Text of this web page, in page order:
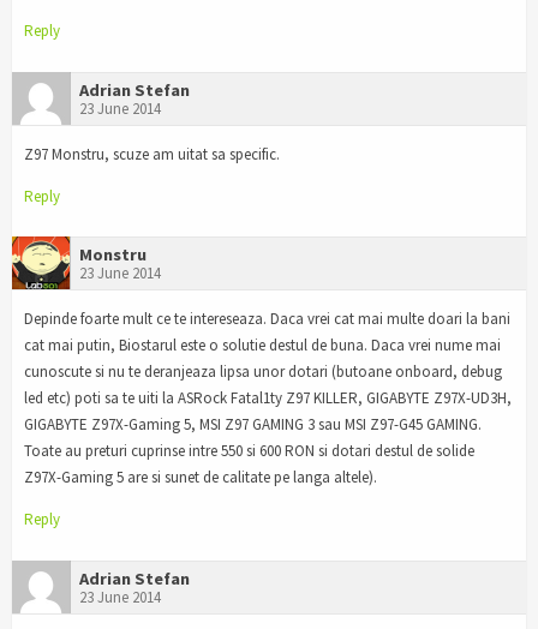
Reply
Adrian Stefan
23 June 2014
Z97 Monstru, scuze am uitat sa specific.
Reply
Monstru
23 June 2014
Depinde foarte mult ce te intereseaza. Daca vrei cat mai multe doari la bani
cat mai putin, Biostarul este o solutie destul de buna. Daca vrei nume mai
cunoscute si nu te deranjeaza lipsa unor dotari (butoane onboard, debug
led etc) poti sa te uiti la ASRock Fatal1ty Z97 KILLER, GIGABYTE Z97X-UD3H,
GIGABYTE Z97X-Gaming 5, MSI Z97 GAMING 3 sau MSI Z97-G45 GAMING.
Toate au preturi cuprinse intre 550 si 600 RON si dotari destul de solide
Z97X-Gaming 5 are si sunet de calitate pe langa altele).
Reply
Adrian Stefan
23 June 2014